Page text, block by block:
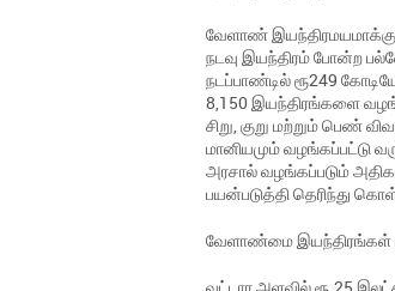
வேளாண்
நடவு இயந்திரம் போன்ற
நடப்பாண்டில் ரூ249
8,150 இயந்திரங்களை வழங்க
சிறு, குறு மற்றும் பெண்
மானியமும் வழங்கப்பட்டு
அரசால் வழங்கப்படும்
பயன்படுத்தி தெரிந்து
வேளாண்மை இயந்திரங்கள்